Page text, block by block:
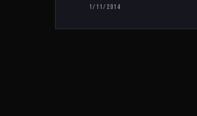
1/11/2014